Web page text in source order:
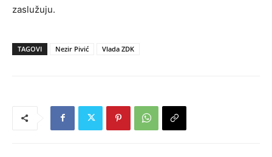
zaslužuju.
TAGOVI Nezir Pivić Vlada ZDK